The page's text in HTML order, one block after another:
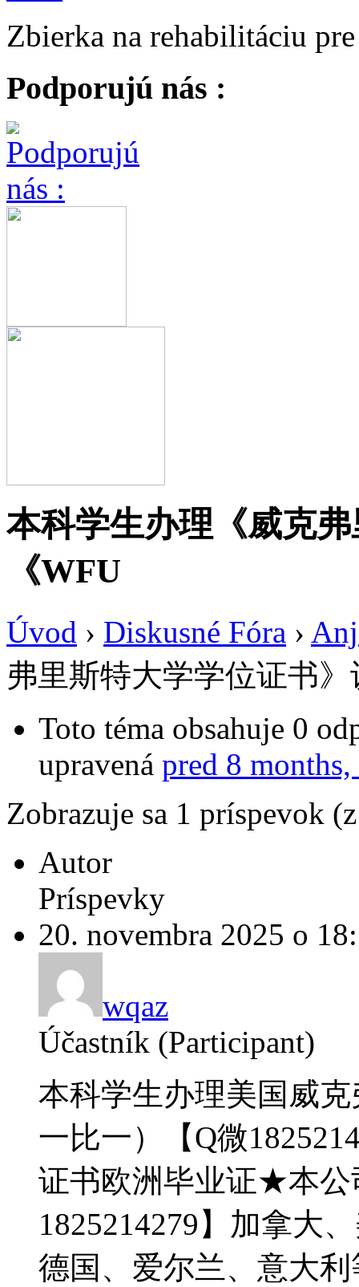
Zbierka na rehabilitáciu
Podporujú nás :
本科学生办理《威克
《WFU
Úvod › Diskusné Fóra ›
弗里斯特大学学位证书
Toto téma obsahuje 0
upravená pred 8 months,
Zobrazuje sa 1 príspevok
Autor
Príspevky
20. novembra 2025 o
wqaz
Účastník (Participant)
本科学生办理美国威
一比一）【Q微
证书欧洲毕业证★本公
1825214279】加拿大
德国、爱尔兰、意大